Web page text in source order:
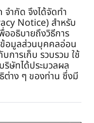
ำกัด จึงได้จัดทำ
Notice) สำหรับ
ออธิบายถึงวิธีการ
อมูลส่วนบุคคลอ่อน
บการเก็บ รวบรวม ใช้
ริษัทได้ประมวลผล
าง ๆ ของท่าน ซึ่งมี